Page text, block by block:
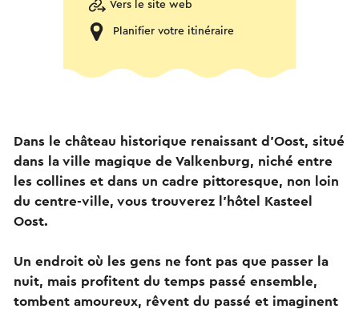
Vers le site web
Planifier votre itinéraire
Dans le château historique renaissant d'Oost, situé
dans la ville magique de Valkenburg, niché entre
les collines et dans un cadre pittoresque, non loin
du centre-ville, vous trouverez l'hôtel Kasteel
Oost.
Un endroit où les gens ne font pas que passer la
nuit, mais profitent du temps passé ensemble,
tombent amoureux, rêvent du passé et imaginent